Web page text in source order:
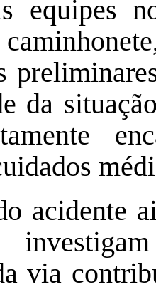
equipes
da
acidente
via